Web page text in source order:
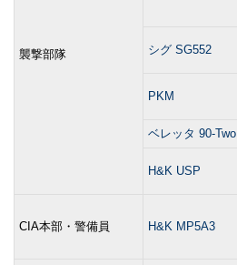
襲撃部隊 シグ SG552
PKM
ベレッタ 90-Two
H&K USP
CIA本部・警備員 H&K MP5A3